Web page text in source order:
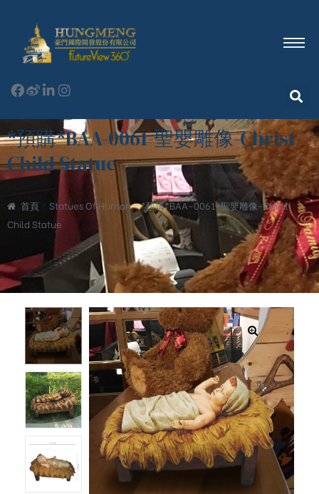
*預購*BAA-0061-聖嬰雕像-Christ
Child Statue
首頁 Statues Of Human
*預購*BAA-0061-聖嬰雕像-Christ
Child Statue